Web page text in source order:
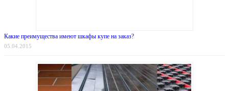
Какие преимущества имеют шкафы купе на заказ?
05.04.2015